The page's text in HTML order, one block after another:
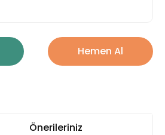
Hemen Al
Önerileriniz